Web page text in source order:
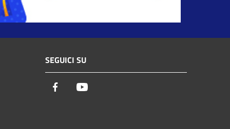
SEGUICI SU
Facebook